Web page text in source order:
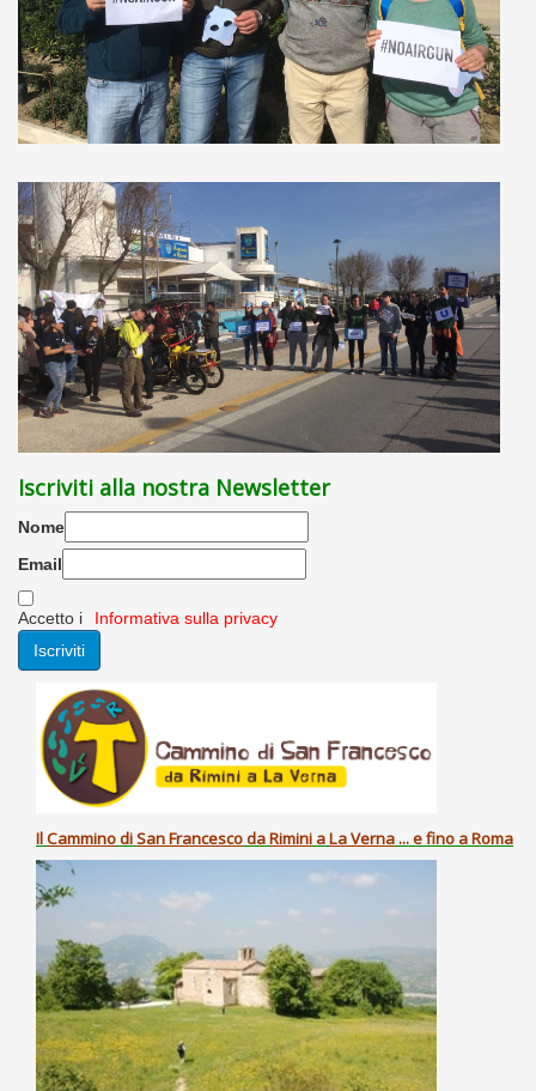
Iscriviti alla nostra Newsletter
Nome
Email
Accetto i Informativa sulla privacy
IlCamminodiSan FrancescodaRimini aLa Verna... e fino a Roma